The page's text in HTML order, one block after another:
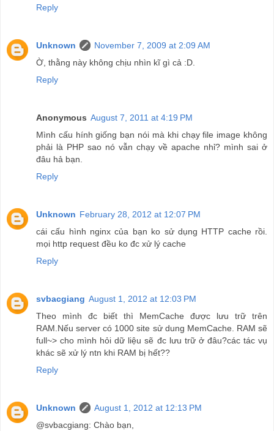
Reply
Unknown
November 7, 2009 at 2:09 AM
Ờ, thằng này không chịu nhìn kĩ gì cả :D.
Reply
Anonymous August 7, 2011 at 4:19 PM
Mình cấu hính giống bạn nói mà khi chạy file image không
phải là PHP sao nó vẫn chạy về apache nhỉ? mình sai ở
đâu hả bạn.
Reply
Unknown February 28, 2012 at 12:07 PM
cái cấu hình nginx của bạn ko sử dụng HTTP cache rồi.
mọi http request đều ko đc xử lý cache
Reply
svbacgiang August 1, 2012 at 12:03 PM
Theo mình đc biết thì MemCache được lưu trữ trên
RAM.Nếu server có 1000 site sử dung MemCache. RAM sẽ
full~> cho mình hỏi dữ liệu sẽ đc lưu trữ ở đâu?các tác vụ
khác sẽ xử lý ntn khi RAM bị hết??
Reply
Unknown
August 1, 2012 at 12:13 PM
@svbacgiang: Chào bạn,